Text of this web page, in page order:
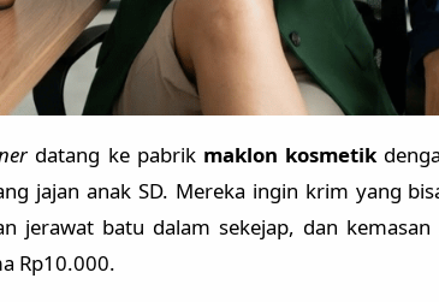
datang ke pabrik maklon kosmetik
jajan anak SD. Mereka ingin krim yang
jerawat batu dalam sekejap, dan
Rp10.000.